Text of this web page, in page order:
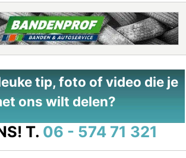
tip, foto of video die je
ons wilt delen?
T. 06 - 574 71 321